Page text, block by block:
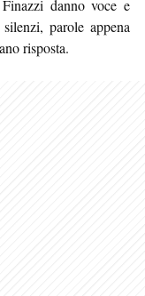
danno voce e
parole appena
risposta.